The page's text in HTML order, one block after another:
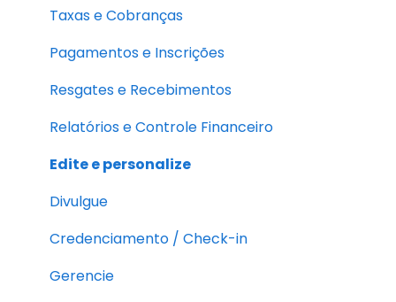
Taxas e Cobranças
Pagamentos e Inscrições
Resgates e Recebimentos
Relatórios e Controle Financeiro
Edite e personalize
Divulgue
Credenciamento / Check-in
Gerencie